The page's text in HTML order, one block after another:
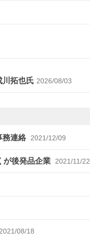
川拓也氏 2026/08/03
務連絡 2021/12/09
が後発品企業 2021/11/22
2021/08/18